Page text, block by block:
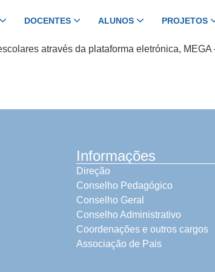
DOCENTES ALUNOS PROJETOS
através da plataforma eletrónica,
Informações
Direção
Conselho Pedagógico
Conselho Geral
Conselho Administrativo
Coordenações e outros cargos
Associação de Pais